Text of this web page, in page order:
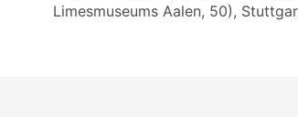
Limesmuseums Aalen, 50),